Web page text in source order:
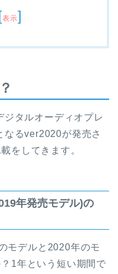
表示]
タルオーディオプレ
なるver2020が発売さ
をしてきます。
年発売モデル)の
モデルと2020年のモ
1年という短い期間で